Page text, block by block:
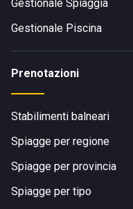
Gestionale Spiaggia
Gestionale Piscina
Prenotazioni
Stabilimenti balneari
Spiagge per regione
Spiagge per provincia
Spiagge per tipo